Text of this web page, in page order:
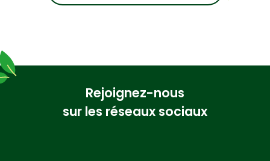
Rejoignez-nous
sur les réseaux sociaux